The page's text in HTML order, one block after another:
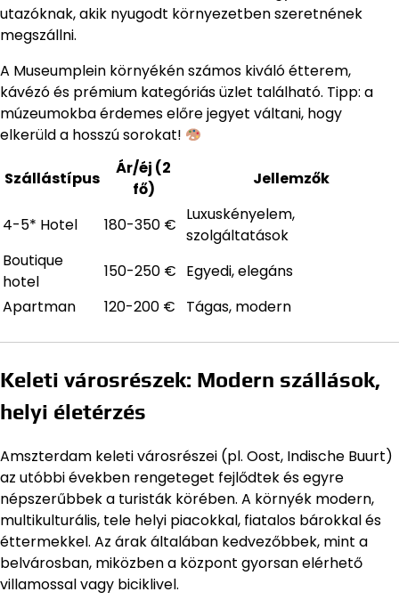
utazóknak, akik nyugodt környezetben szeretnének
megszállni.
A Museumplein környékén számos kiváló étterem,
kávézó és prémium kategóriás üzlet található. Tipp: a
múzeumokba érdemes előre jegyet váltani, hogy
elkerüld a hosszú sorokat!
Szállástípus
Ár/éj (2
fő)
Jellemzők
4-5* Hotel 180-350 €
Luxuskényelem,
szolgáltatások
Boutique
hotel
150-250 € Egyedi, elegáns
Apartman
120-200 € Tágas, modern
Keleti városrészek: Modern szállások,
helyi életérzés
Amszterdam keleti városrészei (pl. Oost, Indische Buurt)
az utóbbi években rengeteget fejlődtek és egyre
népszerűbbek a turisták körében. A környék modern,
multikulturális, tele helyi piacokkal, fiatalos bárokkal és
éttermekkel. Az árak általában kedvezőbbek, mint a
belvárosban, miközben a központ gyorsan elérhető
villamossal vagy biciklivel.